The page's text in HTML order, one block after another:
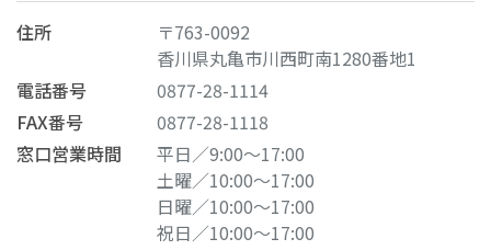
住所
〒763-0092
香川県丸亀市川西町南1280番地1
電話番号
0877-28-1114
FAX番号
0877-28-1118
窓口営業時間
平日／9:00～17:00
土曜／10:00～17:00
日曜／10:00～17:00
祝日／10:00～17:00